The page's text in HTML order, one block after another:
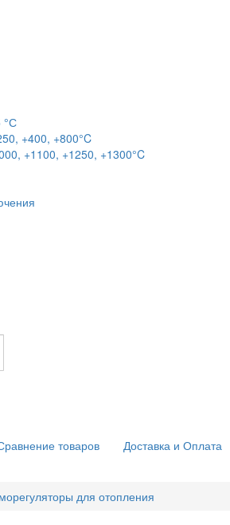
°С
+400, +800°C
+1100, +1250, +1300°C
товаров Доставка и Оплата
для отопления